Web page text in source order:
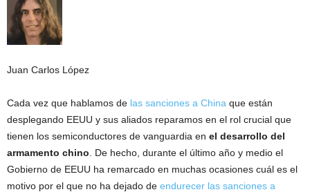
Juan Carlos López
Cada vez que hablamos de las sanciones a China que están
desplegando EEUU y sus aliados reparamos en el rol crucial que
tienen los semiconductores de vanguardia en el desarrollo del
armamento chino . De hecho, durante el último año y medio el
Gobierno de EEUU ha remarcado en muchas ocasiones cuál es el
motivo por el que no ha dejado de endurecer las sanciones a